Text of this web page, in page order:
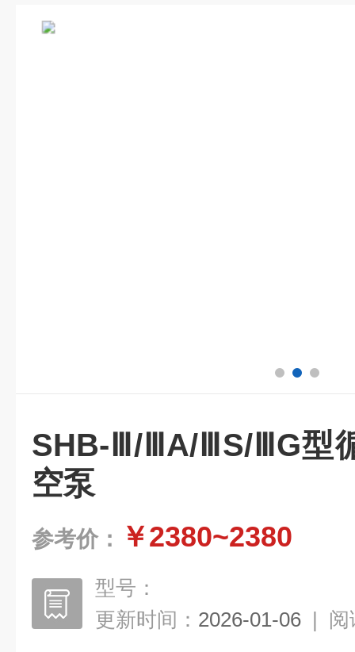
SHB-Ⅲ/ⅢA/ⅢS/ⅢG型
空泵
参考价： ￥2380~2380
型号：
更新时间： 2026-01-06 | 阅